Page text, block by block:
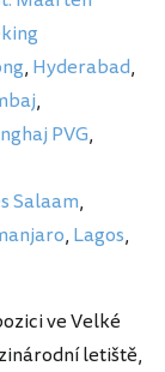
, Hyderabad,
,
PVG,
Salaam,
, Lagos,
ve Velké
letiště,